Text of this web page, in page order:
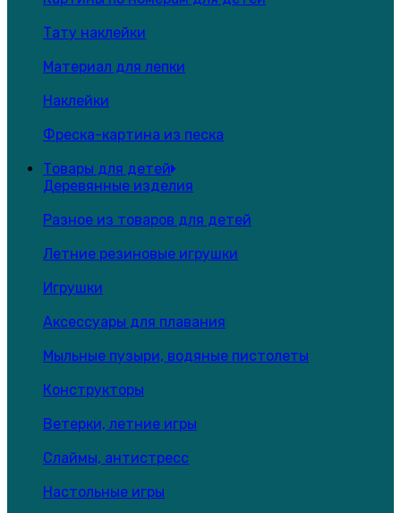
Тату наклейки
Материал для лепки
Наклейки
Фреска-картина из песка
Товары для детей
Деревянные изделия
Разное из товаров для детей
Летние резиновые игрушки
Игрушки
Аксессуары для плавания
Мыльные пузыри, водяные пистолеты
Конструкторы
Ветерки, летние игры
Слаймы, антистресс
Настольные игры